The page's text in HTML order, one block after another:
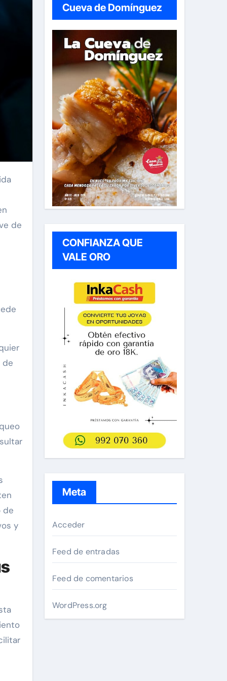
de
de
de
y
Cueva de Domínguez
CONFIANZA QUE
VALE ORO
Meta
Acceder
Feed de entradas
Feed de comentarios
WordPress.org